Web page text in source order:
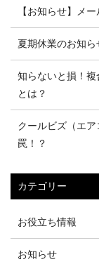
【お知らせ】メ
夏期休業のお知ら
知らないと損！
とは？
クールビズ（エ
罠！？
カテゴリー
お役立ち情報
お知らせ